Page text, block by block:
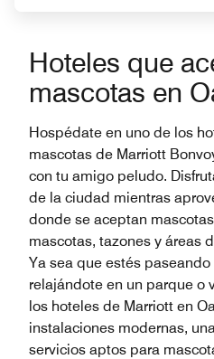
Hoteles que
mascotas en
Hospédate en uno de los
mascotas de Marriott
con tu amigo peludo.
de la ciudad mientras
donde se aceptan
mascotas, tazones y áreas
Ya sea que estés paseando
relajándote en un parque o
los hoteles de Marriott en
instalaciones modernas,
servicios aptos para